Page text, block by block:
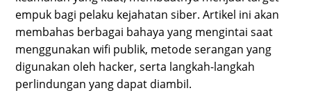
empuk bagi pelaku kejahatan siber. Artikel ini akan
membahas berbagai bahaya yang mengintai saat
menggunakan wifi publik, metode serangan yang
digunakan oleh hacker, serta langkah-langkah
perlindungan yang dapat diambil.